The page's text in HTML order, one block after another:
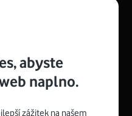
abyste
naplno.
zážitek na našem